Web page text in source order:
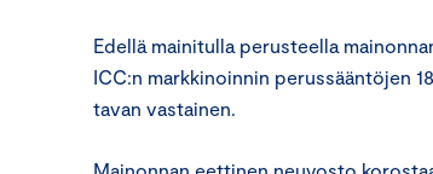
Edellä mainitulla perusteella
ICC:n markkinoinnin perussääntöjen
tavan vastainen.